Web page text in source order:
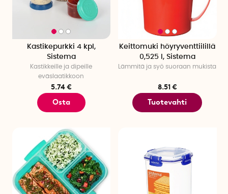
Kastikepurkki 4 kpl,
Sistema
Kastikkeille ja dipeille
eväslaatikkoon
5.74 €
Osta
Keittomuki höyryventtiilillä
0,525 l, Sistema
Lämmitä ja syö suoraan mukista
8.51 €
Tuotevahti